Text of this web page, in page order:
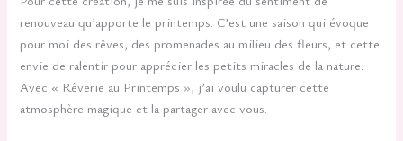
renouveau qu’apporte le printemps. C’est une saison qui évoque
pour moi des rêves, des promenades au milieu des fleurs, et cette
envie de ralentir pour apprécier les petits miracles de la nature.
Avec « Rêverie au Printemps », j’ai voulu capturer cette
atmosphère magique et la partager avec vous.